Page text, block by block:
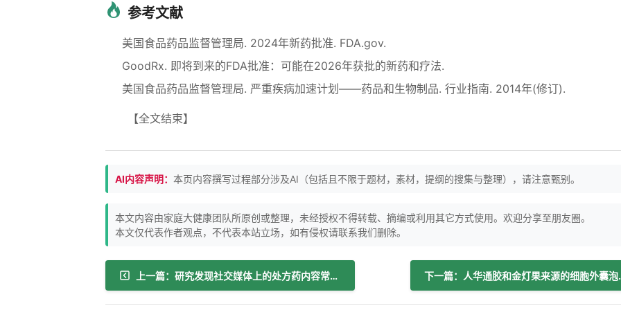
参考文献
美国食品药品监督管理局. 2024年新药批准. FDA.gov.
GoodRx. 即将到来的FDA批准：可能在2026年获批的新药和疗法.
美国食品药品监督管理局. 严重疾病加速计划——药品和生物制品. 行业指南. 2014年(修订).
【全文结束】
AI内容声明： 本页内容撰写过程部分涉及AI（包括且不限于题材，素材，提纲的搜集与整理），请注意甄别。
本文内容由家庭大健康团队所原创或整理，未经授权不得转载、摘编或利用其它方式使用。欢迎分享至朋友圈。
本文仅代表作者观点，不代表本站立场，如有侵权请联系我们删除。
上一篇：研究发现社交媒体上的处方药内容常常具有误导性 下一篇：人华通胶和金灯